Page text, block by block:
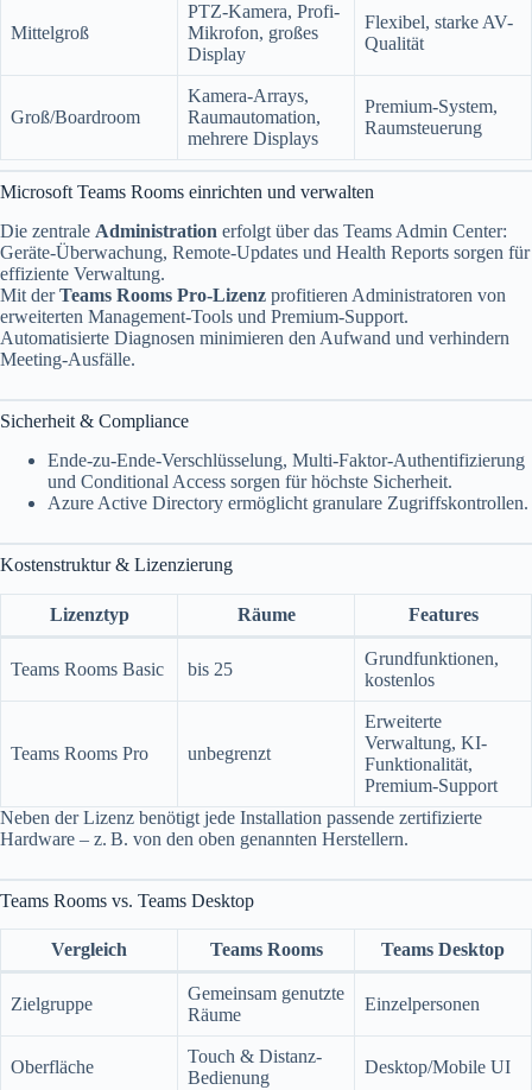
Mittelgroß
PTZ-Kamera, Profi-
Mikrofon, großes
Display
Flexibel, starke AV-
Qualität
Groß/Boardroom
Kamera-Arrays,
Raumautomation,
mehrere Displays
Premium-System,
Raumsteuerung
Microsoft Teams Rooms einrichten und verwalten
Die zentrale Administration erfolgt über das Teams Admin Center:
Geräte-Überwachung, Remote-Updates und Health Reports sorgen für
effiziente Verwaltung.
Mit derTeams Rooms Pro-Lizenz profitieren Administratoren von
erweiterten Management-Tools und Premium-Support.
Automatisierte Diagnosen minimieren den Aufwand und verhindern
Meeting-Ausfälle.
Sicherheit & Compliance
Ende-zu-Ende-Verschlüsselung, Multi-Faktor-Authentifizierung
und Conditional Access sorgen für höchste Sicherheit.
Azure Active Directory ermöglicht granulare Zugriffskontrollen.
Kostenstruktur & Lizenzierung
Lizenztyp Räume Features
Teams Rooms Basic bis 25
Grundfunktionen,
kostenlos
Teams Rooms Pro unbegrenzt
Erweiterte
Verwaltung, KI-
Funktionalität,
Premium-Support
Neben der Lizenz benötigt jede Installation passende zertifizierte
Hardware – z. B. von den oben genannten Herstellern.
Teams Rooms vs. Teams Desktop
Vergleich Teams Rooms Teams Desktop
Zielgruppe
Gemeinsam genutzte
Räume
Einzelpersonen
Oberfläche
Touch & Distanz-
Bedienung
Desktop/Mobile UI